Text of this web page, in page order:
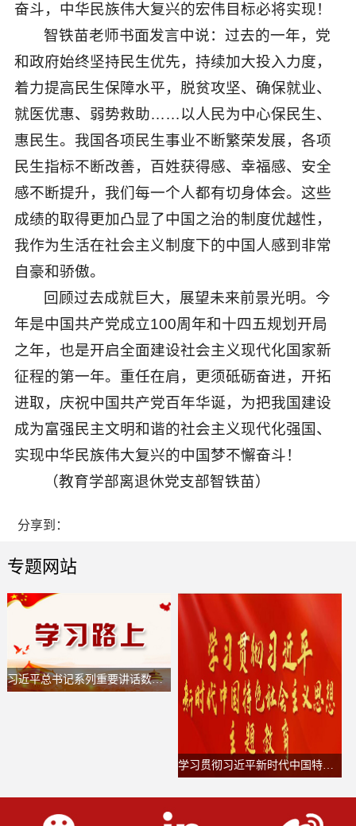
奋斗，中华民族伟大复兴的宏伟目标必将实现！
智铁苗老师书面发言中说：过去的一年，党
和政府始终坚持民生优先，持续加大投入力度，
着力提高民生保障水平，脱贫攻坚、确保就业、
就医优惠、弱势救助……以人民为中心保民生、
惠民生。我国各项民生事业不断繁荣发展，各项
民生指标不断改善，百姓获得感、幸福感、安全
感不断提升，我们每一个人都有切身体会。这些
成绩的取得更加凸显了中国之治的制度优越性，
我作为生活在社会主义制度下的中国人感到非常
自豪和骄傲。
回顾过去成就巨大，展望未来前景光明。今
年是中国共产党成立100周年和十四五规划开局
之年，也是开启全面建设社会主义现代化国家新
征程的第一年。重任在肩，更须砥砺奋进，开拓
进取，庆祝中国共产党百年华诞，为把我国建设
成为富强民主文明和谐的社会主义现代化强国、
实现中华民族伟大复兴的中国梦不懈奋斗！
（教育学部离退休党支部智铁苗）
分享到：
专题网站
习近平总书记系列重要讲话数据库
学习贯彻习近平新时代中国特色社会主义思想主题教育